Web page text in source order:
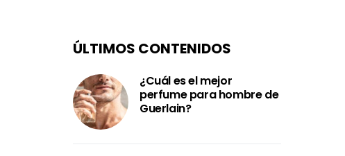
ÚLTIMOS CONTENIDOS
¿Cuál es el mejor
perfume para hombre de
Guerlain?